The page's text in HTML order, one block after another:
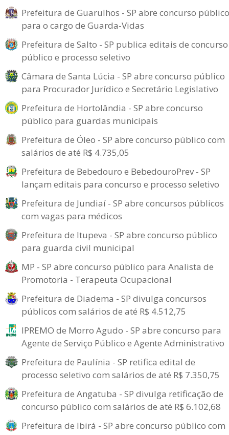
Prefeitura de Guarulhos - SP abre concurso público
para o cargo de Guarda-Vidas
Prefeitura de Salto - SP publica editais de concurso
público e processo seletivo
Câmara de Santa Lúcia - SP abre concurso público
para Procurador Jurídico e Secretário Legislativo
Prefeitura de Hortolândia - SP abre concurso
público para guardas municipais
Prefeitura de Óleo - SP abre concurso público com
salários de até R$ 4.735,05
Prefeitura de Bebedouro e BebedouroPrev - SP
lançam editais para concurso e processo seletivo
Prefeitura de Jundiaí - SP abre concursos públicos
com vagas para médicos
Prefeitura de Itupeva - SP abre concurso público
para guarda civil municipal
MP - SP abre concurso público para Analista de
Promotoria - Terapeuta Ocupacional
Prefeitura de Diadema - SP divulga concursos
públicos com salários de até R$ 4.512,75
IPREMO de Morro Agudo - SP abre concurso para
Agente de Serviço Público e Agente Administrativo
Prefeitura de Paulínia - SP retifica edital de
processo seletivo com salários de até R$ 7.350,75
Prefeitura de Angatuba - SP divulga retificação de
concurso público com salários de até R$ 6.102,68
Prefeitura de Ibirá - SP abre concurso público com